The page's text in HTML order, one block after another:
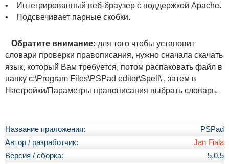
• Интегрированный веб-браузер с поддержкой Apache.
• Подсвечивает парные скобки.
Обратите внимание: для того чтобы установит
словари проверки правописания, нужно сначала скачать
язык, который Вам требуется, потом распаковать файл в
папку c:\Program Files\PSPad editor\Spell\ , затем в
Настройки/Параметры правописания выбрать словарь.
Название приложения:
PSPad
Автор / разработчик:
Jan Fiala
Версия / сборка:
5.0.5